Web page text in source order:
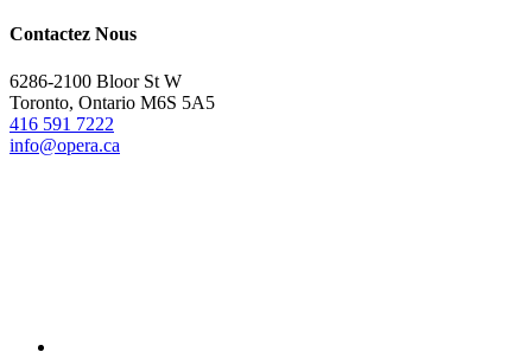
Contactez Nous
6286-2100 Bloor St W
Toronto, Ontario M6S 5A5
416 591 7222
info@opera.ca